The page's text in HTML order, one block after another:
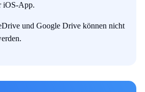
iOS-App.
und Google Drive können nicht